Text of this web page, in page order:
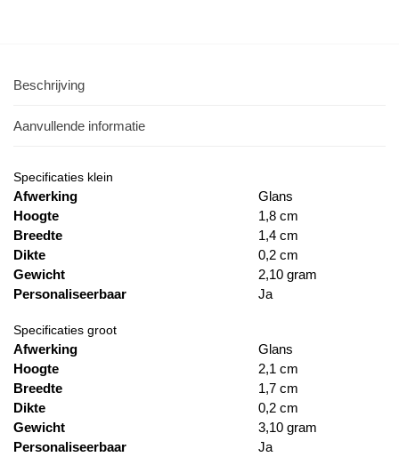
Beschrijving
Aanvullende informatie
Specificaties klein
Afwerking
Glans
Hoogte
1,8 cm
Breedte
1,4 cm
Dikte
0,2 cm
Gewicht
2,10 gram
Personaliseerbaar
Ja
Specificaties groot
Afwerking
Glans
Hoogte
2,1 cm
Breedte
1,7 cm
Dikte
0,2 cm
Gewicht
3,10 gram
Personaliseerbaar
Ja